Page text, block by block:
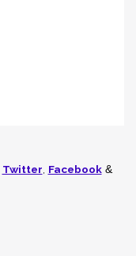
Twitter Facebook&